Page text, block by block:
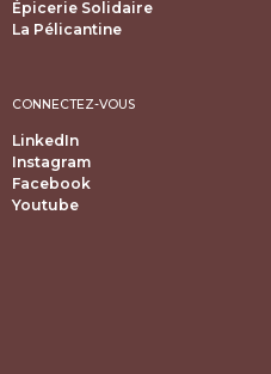
Épicerie Solidaire
La Pélicantine
CONNECTEZ-VOUS
LinkedIn
Instagram
Facebook
Youtube